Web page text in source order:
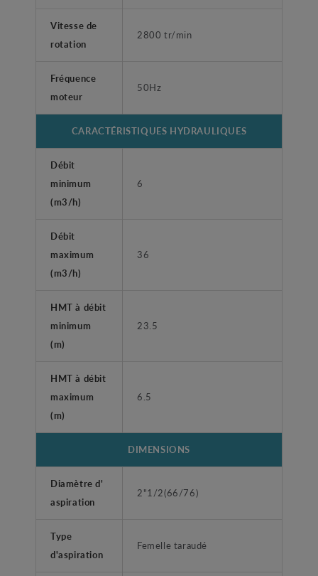
Vitesse de
rotation
2800 tr/min
Fréquence
moteur
50Hz
CARACTÉRISTIQUES HYDRAULIQUES
Débit
minimum
(m3/h)
6
Débit
maximum
(m3/h)
36
HMT à débit
minimum
(m)
23.5
HMT à débit
maximum
(m)
6.5
DIMENSIONS
Diamètre d'
aspiration
2"1/2(66/76)
Type
d'aspiration
Femelle taraudé